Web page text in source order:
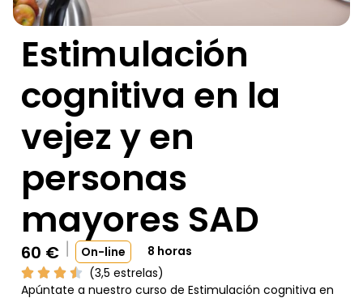
Estimulación
cognitiva en la
vejez y en
personas
mayores SAD
60 € On-line
8 horas
(3,5 estrelas)
Apúntate a nuestro curso de Estimulación cognitiva en